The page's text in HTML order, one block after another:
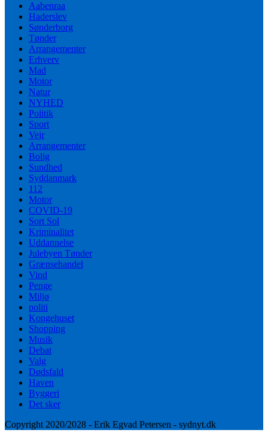
Aabenraa
Haderslev
Sønderborg
Tønder
Arrangementer
Erhverv
Mad
Motor
Natur
NYHED
Politik
Sport
Vejr
Arrangementer
Bolig
Sundhed
Syddanmark
112
Motor
COVID-19
Sort Sol
Kriminalitet
Uddannelse
Julebyen Tønder
Grænsehandel
Vind
Penge
Miljø
politi
Kongehuset
Shopping
Musik
Debat
Valg
Dødsfald
Haven
Byggeri
Det sker
Copyright 2020/2028 - Erik Egvad Petersen - sydnyt.dk